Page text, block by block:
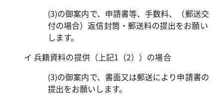
(3)の御案内で、申請書等、手数料、（郵送交
付の場合）返信封筒・郵送料の提出をお願い
します。
イ 兵籍資料の提供（上記1（2））の場合
(3)の御案内で、書面又は郵送により申請書の
提出をお願いします。